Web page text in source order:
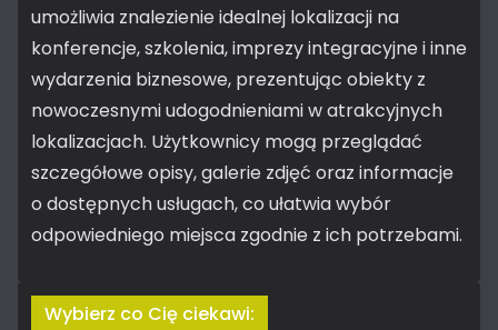
umożliwia znalezienie idealnej lokalizacji na
konferencje, szkolenia, imprezy integracyjne i inne
wydarzenia biznesowe, prezentując obiekty z
nowoczesnymi udogodnieniami w atrakcyjnych
lokalizacjach. Użytkownicy mogą przeglądać
szczegółowe opisy, galerie zdjęć oraz informacje
o dostępnych usługach, co ułatwia wybór
odpowiedniego miejsca zgodnie z ich potrzebami.
Wybierz co Cię ciekawi: